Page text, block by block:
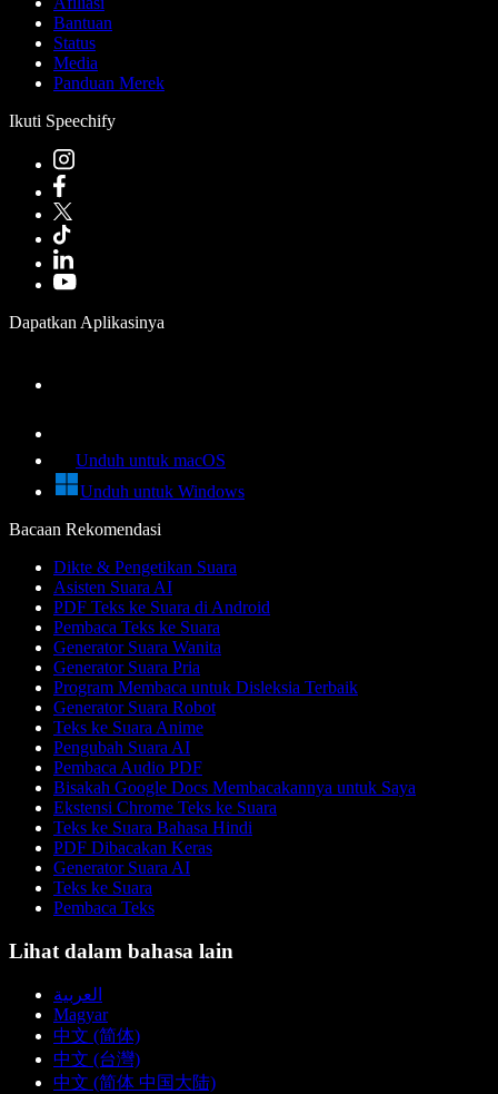
Bantuan
Status
Media
Panduan Merek
Ikuti Speechify
Dapatkan Aplikasinya
Unduh untuk macOS
Unduh untuk Windows
Bacaan Rekomendasi
Dikte & Pengetikan Suara
Asisten Suara AI
PDF Teks ke Suara di Android
Pembaca Teks ke Suara
Generator Suara Wanita
Generator Suara Pria
Program Membaca untuk Disleksia Terbaik
Generator Suara Robot
Teks ke Suara Anime
Pengubah Suara AI
Pembaca Audio PDF
Bisakah Google Docs Membacakannya untuk Saya
Ekstensi Chrome Teks ke Suara
Teks ke Suara Bahasa Hindi
PDF Dibacakan Keras
Generator Suara AI
Teks ke Suara
Pembaca Teks
Lihat dalam bahasa lain
العربية
Magyar
中文 (简体)
中文 (台灣)
中文 (简体 中国大陆)